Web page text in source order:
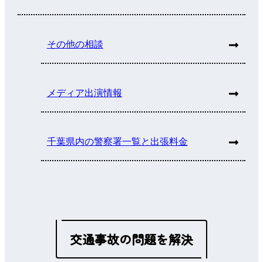
その他の相談
メディア出演情報
千葉県内の警察署一覧と出張料金
交通事故の問題を解決